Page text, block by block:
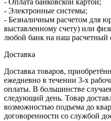
- Оплата банковской картой;
- Электронные системы;
- Безналичным расчетом для
выставленному счету) или
любой банк на наш расчетный
Доставка
Доставка товаров,
ежедневно в течении 3-х
оплаты. В большинстве
следующий день. Товар
возможностью подъема до
договоренности со службой